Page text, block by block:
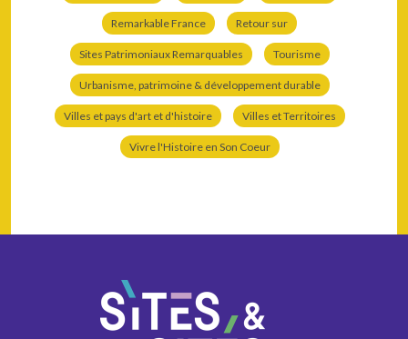
Remarkable France Retour sur
Sites Patrimoniaux Remarquables Tourisme
Urbanisme, patrimoine & développement durable
Villes et pays d'art et d'histoire Villes et Territoires
Vivre l'Histoire en Son Coeur